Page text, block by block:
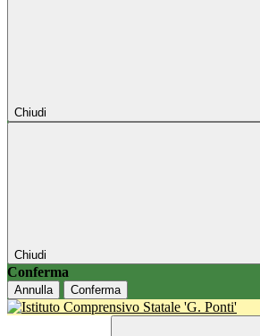
Chiudi
Chiudi
Conferma
Annulla Conferma